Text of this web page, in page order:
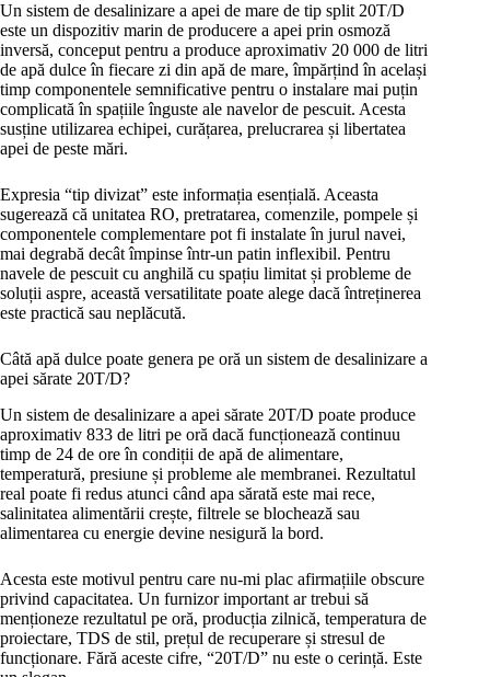
Un sistem de desalinizare a apei de mare de tip split 20T/D
este un dispozitiv marin de producere a apei prin osmoză
inversă, conceput pentru a produce aproximativ 20 000 de litri
de apă dulce în fiecare zi din apă de mare, împărțind în același
timp componentele semnificative pentru o instalare mai puțin
complicată în spațiile înguste ale navelor de pescuit. Acesta
susține utilizarea echipei, curățarea, prelucrarea și libertatea
apei de peste mări.
Expresia “tip divizat” este informația esențială. Aceasta
sugerează că unitatea RO, pretratarea, comenzile, pompele și
componentele complementare pot fi instalate în jurul navei,
mai degrabă decât împinse într-un patin inflexibil. Pentru
navele de pescuit cu anghilă cu spațiu limitat și probleme de
soluții aspre, această versatilitate poate alege dacă întreținerea
este practică sau neplăcută.
Câtă apă dulce poate genera pe oră un sistem de desalinizare a
apei sărate 20T/D?
Un sistem de desalinizare a apei sărate 20T/D poate produce
aproximativ 833 de litri pe oră dacă funcționează continuu
timp de 24 de ore în condiții de apă de alimentare,
temperatură, presiune și probleme ale membranei. Rezultatul
real poate fi redus atunci când apa sărată este mai rece,
salinitatea alimentării crește, filtrele se blochează sau
alimentarea cu energie devine nesigură la bord.
Acesta este motivul pentru care nu-mi plac afirmațiile obscure
privind capacitatea. Un furnizor important ar trebui să
menționeze rezultatul pe oră, producția zilnică, temperatura de
proiectare, TDS de stil, prețul de recuperare și stresul de
funcționare. Fără aceste cifre, “20T/D” nu este o cerință. Este